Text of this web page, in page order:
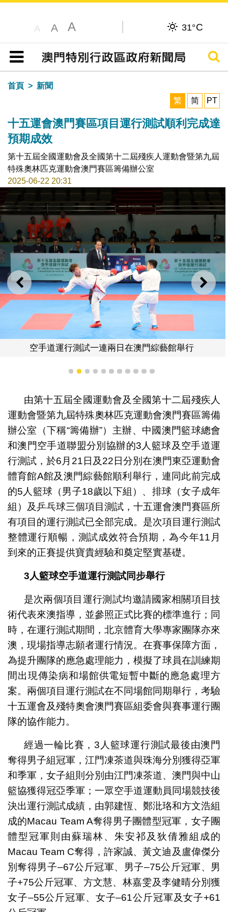
A A A 31°C
目錄
搜尋
首頁
新聞
繁
简 PT
十五運會澳門賽區項目運行測試順利完成達
預期成效
第十五屆全國運動會及全國第十二屆殘疾人運動會暨第九屆
特殊奧林匹克運動會澳門賽區籌備辦公室
2025-06-22 20:31
上一則 下一
空手道運行測試一連兩日在澳門綜藝館舉行
1 2 3 4 5 6 7 8 9 1011
由第十五屆全國運動會及全國第十二屆殘疾人
運動會暨第九屆特殊奧林匹克運動會澳門賽區籌備
辦公室（下稱“籌備辦”）主辦、中國澳門籃球總會
和澳門空手道聯盟分別協辦的3人籃球及空手道運
行測試，於6月21日及22日分別在澳門東亞運動會
體育館A館及澳門綜藝館順利舉行，連同此前完成
的5人籃球（男子18歲以下組）、排球（女子成年
組）及乒乓球三個項目測試，十五運會澳門賽區所
有項目的運行測試已全部完成。是次項目運行測試
整體運行順暢，測試成效符合預期，為今年11月
到來的正賽提供寶貴經驗和奠定堅實基礎。
3人籃球空手道運行測試同步舉行
是次兩個項目運行測試均邀請國家相關項目技
術代表來澳指導，並參照正式比賽的標準進行；同
時，在運行測試期間，北京體育大學專家團隊亦來
澳，現場指導志願者運行情況。在賽事保障方面，
為提升團隊的應急處理能力，模擬了球員在訓練期
間出現傳染病和場館供電短暫中斷的應急處理方
案。兩個項目運行測試在不同場館同期舉行，考驗
十五運會及殘特奧會澳門賽區組委會與賽事運行團
隊的協作能力。
經過一輪比賽，3人籃球運行測試最後由澳門
奪得男子組冠軍，江門凍茶道與珠海分別獲得亞軍
和季軍，女子組則分別由江門凍茶道、澳門與中山
籃協獲得冠亞季軍；一眾空手道運動員同場競技後
決出運行測試成績，由郭建恆、鄭沘珞和方文浩組
成的Macau Team A奪得男子團體型冠軍，女子團
體型冠軍則由蘇瑞林、朱安祁及狄倩雅組成的
Macau Team C奪得，許家誠、黃文迪及盧偉傑分
別奪得男子‒67公斤冠軍、男子‒75公斤冠軍、男
子+75公斤冠軍、方文慧、林嘉雯及李健晴分別獲
女子‒55公斤冠軍、女子‒61公斤冠軍及女子+61